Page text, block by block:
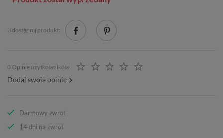
Udostępnij produkt:
0 Opinie użytkowników
Dodaj swoją opinię
Darmowy zwrot
14 dni na zwrot